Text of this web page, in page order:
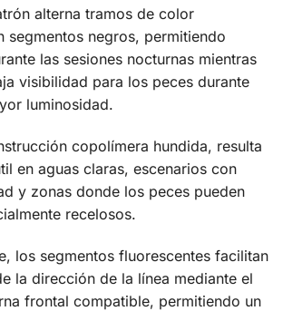
alterna tramos de color
segmentos negros, permitiendo
las sesiones nocturnas mientras
visibilidad para los peces durante
luminosidad.
copolímera hundida, resulta
en aguas claras, escenarios con
y zonas donde los peces pueden
recelosos.
los segmentos fluorescentes facilitan
la dirección de la línea mediante el
frontal compatible, permitiendo un